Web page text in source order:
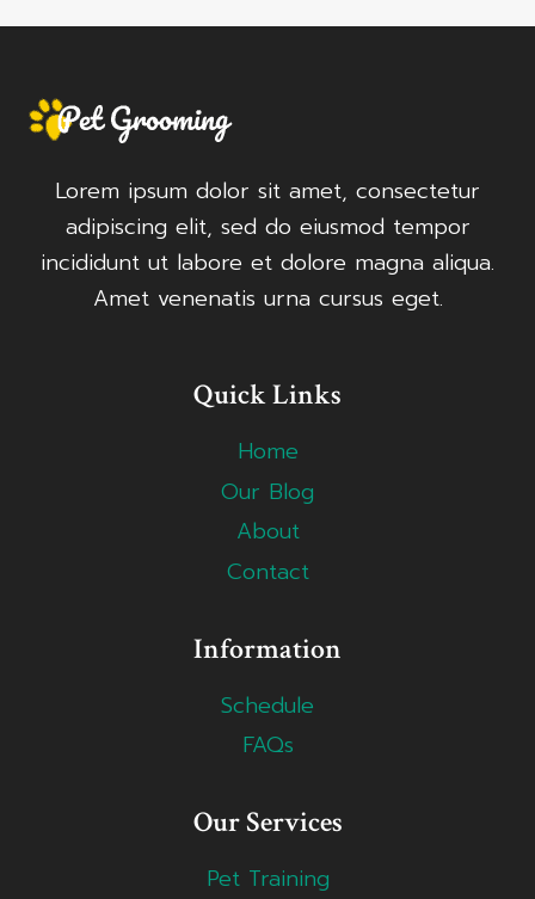
Lorem ipsum dolor sit amet, consectetur
adipiscing elit, sed do eiusmod tempor
incididunt ut labore et dolore magna aliqua.
Amet venenatis urna cursus eget.
Quick Links
Home
Our Blog
About
Contact
Information
Schedule
FAQs
Our Services
Pet Training